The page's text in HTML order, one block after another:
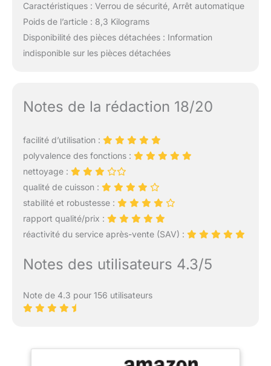
Caractéristiques : Verrou de sécurité, Arrêt automatique
Poids de l’article : 8,3 Kilograms
Disponibilité des pièces détachées : Information
indisponible sur les pièces détachées
Notes de la rédaction 18/20
facilité d’utilisation :
polyvalence des fonctions :
nettoyage :
qualité de cuisson :
stabilité et robustesse :
rapport qualité/prix :
réactivité du service après-vente (SAV) :
Notes des utilisateurs 4.3/5
Note de 4.3 pour 156 utilisateurs